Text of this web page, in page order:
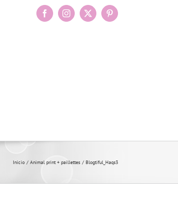
FacebookInstagram
X Pinterest
Inicio Animal print + paillettes Blogtiful_Haqs3